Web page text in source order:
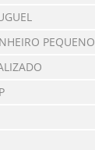
PEQUENO